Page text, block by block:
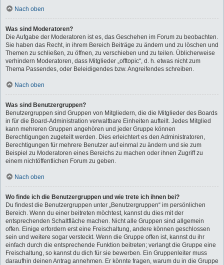
Nach oben
Was sind Moderatoren?
Die Aufgabe der Moderatoren ist es, das Geschehen im Forum zu beobachten.
Sie haben das Recht, in ihrem Bereich Beiträge zu ändern und zu löschen und
Themen zu schließen, zu öffnen, zu verschieben und zu teilen. Üblicherweise
verhindern Moderatoren, dass Mitglieder „offtopic“, d. h. etwas nicht zum
Thema Passendes, oder Beleidigendes bzw. Angreifendes schreiben.
Nach oben
Was sind Benutzergruppen?
Benutzergruppen sind Gruppen von Mitgliedern, die die Mitglieder des Boards
in für die Board-Administration verwaltbare Einheiten aufteilt. Jedes Mitglied
kann mehreren Gruppen angehören und jeder Gruppe können
Berechtigungen zugeteilt werden. Dies erleichtert es den Administratoren,
Berechtigungen für mehrere Benutzer auf einmal zu ändern und sie zum
Beispiel zu Moderatoren eines Bereichs zu machen oder ihnen Zugriff zu
einem nichtöffentlichen Forum zu geben.
Nach oben
Wo finde ich die Benutzergruppen und wie trete ich ihnen bei?
Du findest die Benutzergruppen unter „Benutzergruppen“ im persönlichen
Bereich. Wenn du einer beitreten möchtest, kannst du dies mit der
entsprechenden Schaltfläche machen. Nicht alle Gruppen sind allgemein
offen. Einige erfordern erst eine Freischaltung, andere können geschlossen
sein und weitere sogar versteckt. Wenn die Gruppe offen ist, kannst du ihr
einfach durch die entsprechende Funktion beitreten; verlangt die Gruppe eine
Freischaltung, so kannst du dich für sie bewerben. Ein Gruppenleiter muss
daraufhin deinen Antrag annehmen. Er könnte fragen, warum du in die Gruppe